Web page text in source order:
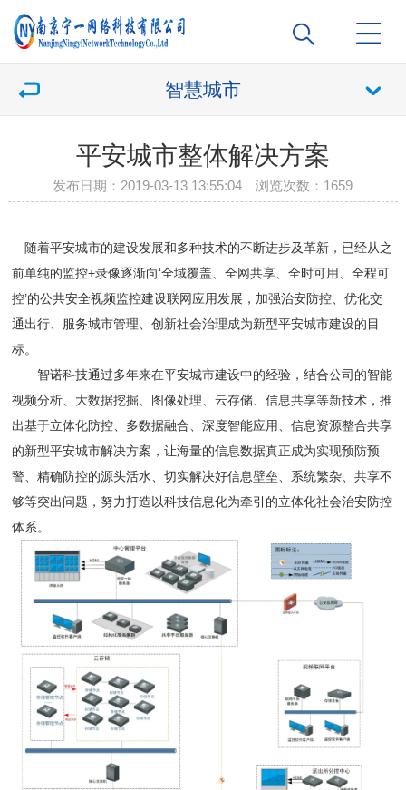
智慧城市
平安城市整体解决方案
发布日期：2019-03-13 13:55:04 浏览次数： 1659
随着平安城市的建设发展和多种技术的不断进步及革新，已经从之
前单纯的监控+录像逐渐向‘全域覆盖、全网共享、全时可用、全程可
控’的公共安全视频监控建设联网应用发展，加强治安防控、优化交
通出行、服务城市管理、创新社会治理成为新型平安城市建设的目
标。
智诺科技通过多年来在平安城市建设中的经验，结合公司的智能
视频分析、大数据挖掘、图像处理、云存储、信息共享等新技术，推
出基于立体化防控、多数据融合、深度智能应用、信息资源整合共享
的新型平安城市解决方案，让海量的信息数据真正成为实现预防预
警、精确防控的源头活水、切实解决好信息壁垒、系统繁杂、共享不
够等突出问题，努力打造以科技信息化为牵引的立体化社会治安防控
体系。